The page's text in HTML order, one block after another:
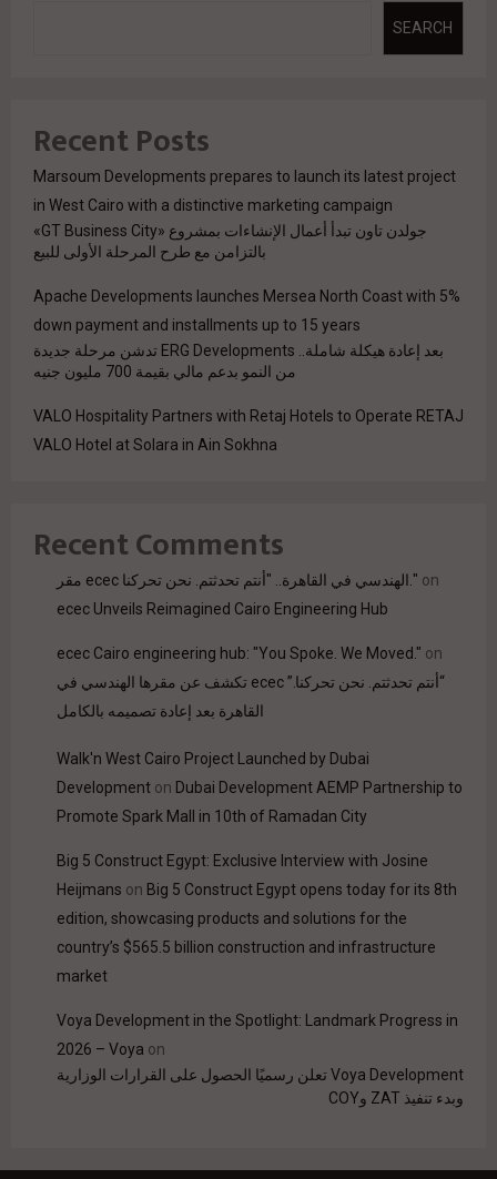
SEARCH
Recent Posts
Marsoum Developments prepares to launch its latest project
in West Cairo with a distinctive marketing campaign
جولدن تاون تبدأ أعمال الإنشاءات بمشروع «GT Business City»
بالتزامن مع طرح المرحلة الأولى للبيع
Apache Developments launches Mersea North Coast with 5%
down payment and installments up to 15 years
بعد إعادة هيكلة شاملة.. ERG Developments تدشن مرحلة جديدة
من النمو بدعم مالي بقيمة 700 مليون جنيه
VALO Hospitality Partners with Retaj Hotels to Operate RETAJ
VALO Hotel at Solara in Ain Sokhna
Recent Comments
مقر ecec الهندسي في القاهرة.. "أنتم تحدثتم. نحن تحركنا." on
ecec Unveils Reimagined Cairo Engineering Hub
ecec Cairo engineering hub: "You Spoke. We Moved." on
“أنتم تحدثتم. نحن تحركنا.” ecec تكشف عن مقرها الهندسي في
القاهرة بعد إعادة تصميمه بالكامل
Walk'n West Cairo Project Launched by Dubai
Development on Dubai Development AEMP Partnership to
Promote Spark Mall in 10th of Ramadan City
Big 5 Construct Egypt: Exclusive Interview with Josine
Heijmans on Big 5 Construct Egypt opens today for its 8th
edition, showcasing products and solutions for the
country’s $565.5 billion construction and infrastructure
market
Voya Development in the Spotlight: Landmark Progress in
2026 – Voya on
Voya Development تعلن رسميًا الحصول على القرارات الوزارية
وبدء تنفيذ ZAT وCOY